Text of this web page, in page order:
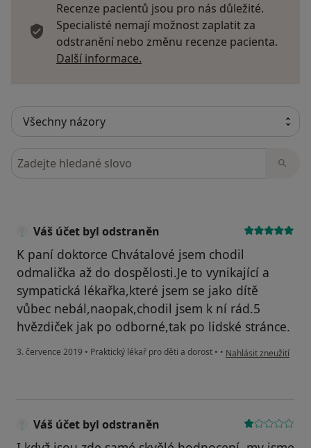
Recenze pacientů jsou pro nás důležité.
Specialisté nemají možnost zaplatit za
odstranění nebo změnu recenze pacienta.
Další informace.
Hledejte v názorech
Váš účet byl odstraněn
K paní doktorce Chvátalové jsem chodil
odmalička až do dospělosti.Je to vynikající a
sympatická lékařka,které jsem se jako dítě
vůbec nebál,naopak,chodil jsem k ní rád.5
hvězdiček jak po odborné,tak po lidské stránce.
3. července 2019 • Praktický lékař pro děti a dorost • • podle názoru
Nahlásit zneužití
Váš účet byl odstraněn